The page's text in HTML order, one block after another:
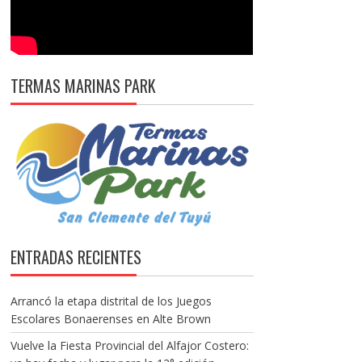
TERMAS MARINAS PARK
ENTRADAS RECIENTES
Arrancó la etapa distrital de los Juegos
Escolares Bonaerenses en Alte Brown
Vuelve la Fiesta Provincial del Alfajor Costero: